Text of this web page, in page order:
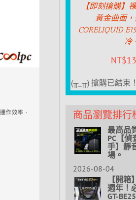
【即刻搶購】
黃金曲面
CORELIQUID
冷
NT$
(╥_╥) 搶購已結束！
商品瀏覽排行
最高品
PC【偵
手】靜
場。
2026-08-04
【開箱
週年！
GT-